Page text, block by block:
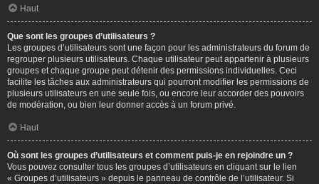
Haut
Que sont les groupes d’utilisateurs ?
Les groupes d’utilisateurs sont une façon pour les administrateurs du forum de
regrouper plusieurs utilisateurs. Chaque utilisateur peut appartenir à plusieurs
groupes et chaque groupe peut détenir des permissions individuelles. Ceci
facilite les tâches aux administrateurs qui pourront modifier les permissions de
plusieurs utilisateurs en une seule fois, ou encore leur accorder des pouvoirs
de modération, ou bien leur donner accès à un forum privé.
Haut
Où sont les groupes d’utilisateurs et comment puis-je en rejoindre un ?
Vous pouvez consulter tous les groupes d’utilisateurs en cliquant sur le lien
« Groupes d’utilisateurs » depuis le panneau de contrôle de l’utilisateur. Si